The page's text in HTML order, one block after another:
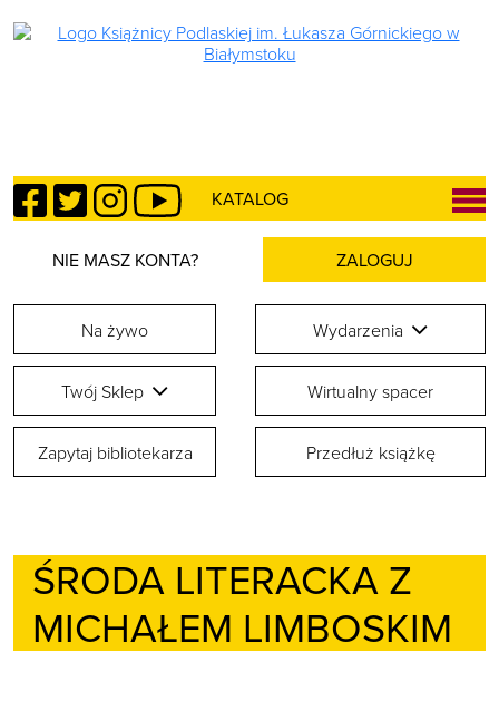
KATALOG
NIE MASZ KONTA? ZALOGUJ
Facebook
TwitterInstagram
YouTube
Na żywo Wydarzenia
Twój Sklep Wirtualny spacer
Zapytaj bibliotekarza Przedłuż książkę
ŚRODA LITERACKA Z
MICHAŁEM LIMBOSKIM